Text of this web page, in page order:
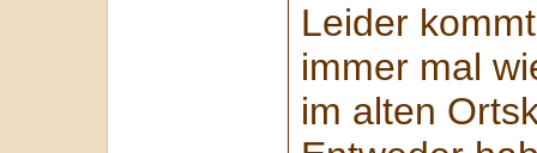
Leider
immer mal
im alten